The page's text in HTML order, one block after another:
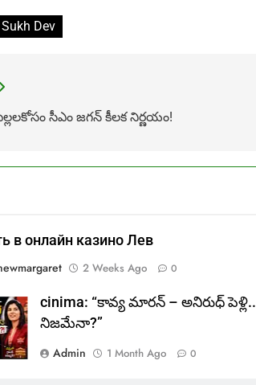
Sukh Dev
సీఎం జగన్ కీలక నిర్ణయం!
в онлайн казино Лев
2 Weeks Ago 0
cinima: “కావ్య మారన్ – అనిరుధ్ పెళ్లి..
నిజమేనా?”
Admin
1 Month Ago 0